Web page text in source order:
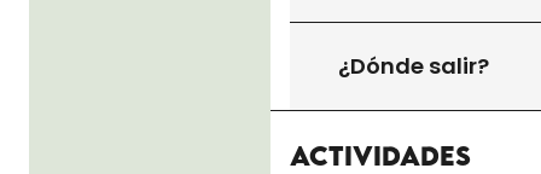
¿Dónde salir?
Actividades